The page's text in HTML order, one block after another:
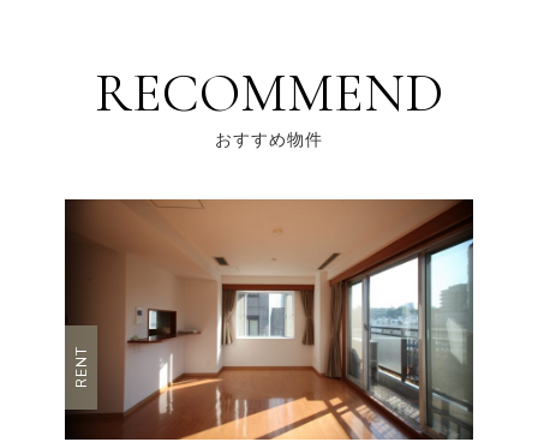
RECOMMEND
おすすめ物件
RENT